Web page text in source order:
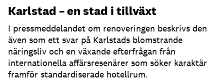
Karlstad – en stad i tillväxt
I pressmeddelandet om renoveringen beskrivs den
även som ett svar på Karlstads blomstrande
näringsliv och en växande efterfrågan från
internationella affärsresenärer som söker karaktär
framför standardiserade hotellrum.